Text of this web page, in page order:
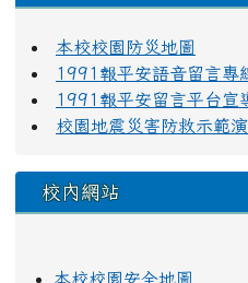
本校校園防災地圖
1991報平安語音留言專
1991報平安留言平台宣
校園地震災害防救示範
校內網站
本校校園安全地圖